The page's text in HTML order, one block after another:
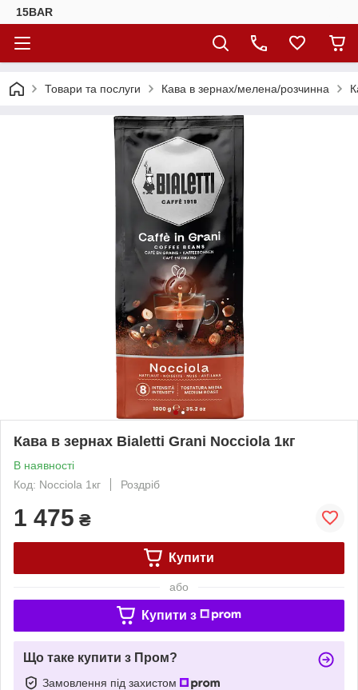
15BAR
Товари та послуги Кава в зернах/мелена/розчинна
Кава в зернах Bialetti Grani Nocciola 1кг
В наявності
Код: Nocciola 1кг
Роздріб
1 475 ₴
Купити
або
Купити з
Що таке купити з Пром?
Замовлення під захистом